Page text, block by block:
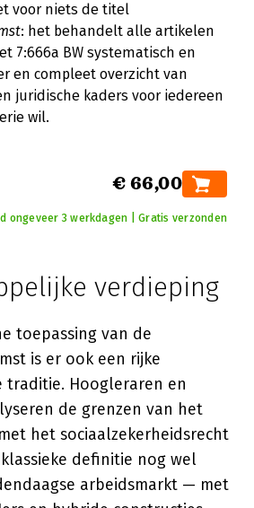
voor niets de titel
: het behandelt alle artikelen
7:666a BW systematisch en
en compleet overzicht van
juridische kaders voor iedereen
wil.
€ 66,00
ongeveer 3 werkdagen | Gratis verzonden
verdieping
toepassing van de
is er ook een rijke
traditie. Hoogleraren en
de grenzen van het
het sociaalzekerheidsrecht
definitie nog wel
arbeidsmarkt — met